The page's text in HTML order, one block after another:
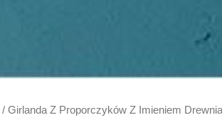
/ Girlanda Z Proporczyków Z Imieniem